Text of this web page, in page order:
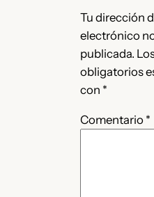
Tu dirección
electrónico
publicada.
obligatorios
con *
Comentario *